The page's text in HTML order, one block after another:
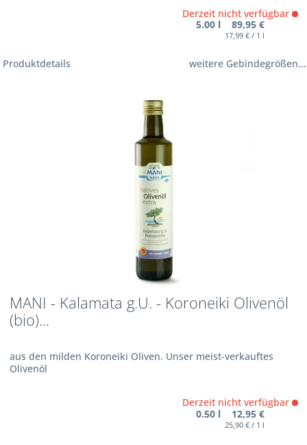
Derzeit nicht verfügbar
5.00 l 89,95 €
17,99 € / 1 l
Produktdetails weitere Gebindegrößen...
MANI - Kalamata g.U. - Koroneiki Olivenöl
(bio)...
aus den milden Koroneiki Oliven. Unser meist-verkauftes
Olivenöl
Derzeit nicht verfügbar
0.50 l 12,95 €
25,90 € / 1 l